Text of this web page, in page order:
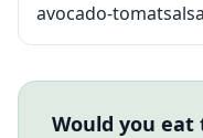
avocado-tomatsalsa
Would you eat